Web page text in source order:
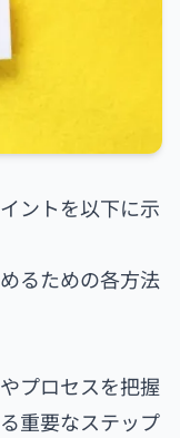
ントを以下に示
るための各方法
プロセスを把握
重要なステップ